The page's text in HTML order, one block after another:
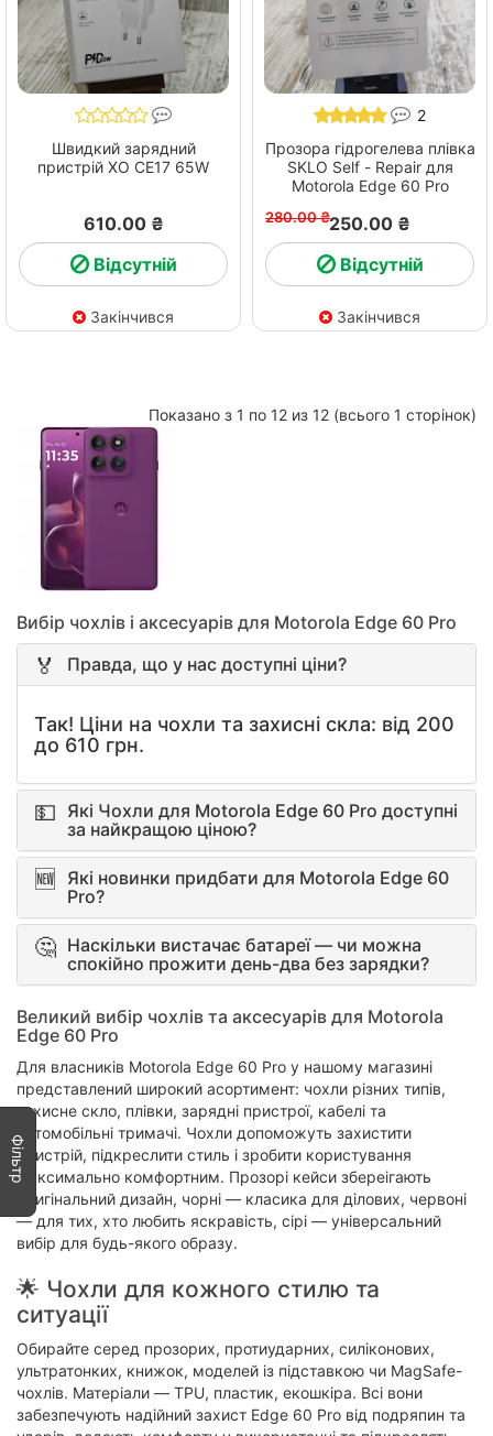
Швидкий зарядний
пристрій ХО СЕ17 65W
610.00 ₴
Відсутній
Закінчився
2
Прозора гідрогелева плівка
SKLO Self - Repair для
Motorola Edge 60 Pro
280.00 ₴250.00 ₴
Відсутній
Закінчився
Показано з 1 по 12 из 12 (всього 1 сторінок)
Вибір чохлів і аксесуарів для Motorola Edge 60 Pro
Правда, що у нас доступні ціни?
Так! Ціни на чохли та захисні скла: від 200
до 610 грн.
Які Чохли для Motorola Edge 60 Pro доступні
за найкращою ціною?
Які новинки придбати для Motorola Edge 60
Pro?
Наскільки вистачає батареї — чи можна
спокійно прожити день-два без зарядки?
Великий вибір чохлів та аксесуарів для Motorola
Edge 60 Pro
Для власників Motorola Edge 60 Pro у нашому магазині
представлений широкий асортимент: чохли різних типів,
захисне скло, плівки, зарядні пристрої, кабелі та
автомобільні тримачі. Чохли допоможуть захистити
пристрій, підкреслити стиль і зробити користування
максимально комфортним. Прозорі кейси збереігають
оригінальний дизайн, чорні — класика для ділових, червоні
— для тих, хто любить яскравість, сірі — універсальний
вибір для будь-якого образу.
🌟 Чохли для кожного стилю та
ситуації
Обирайте серед прозорих, протиударних, силіконових,
ультратонких, книжок, моделей із підставкою чи MagSafe-
чохлів. Матеріали — TPU, пластик, екошкіра. Всі вони
забезпечують надійний захист Edge 60 Pro від подряпин та
Фільтр